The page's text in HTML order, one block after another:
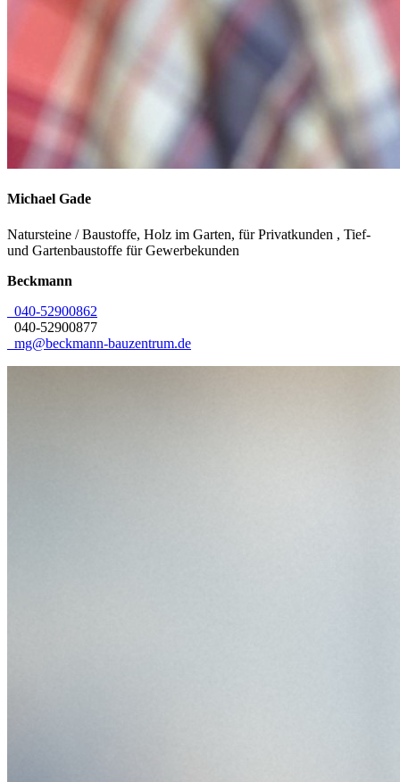
Michael Gade
Natursteine / Baustoffe, Holz im Garten, für Privatkunden , Tief-
und Gartenbaustoffe für Gewerbekunden
Beckmann
040-52900862
040-52900877
mg@beckmann-bauzentrum.de